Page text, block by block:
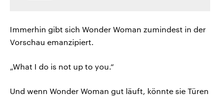
Immerhin gibt sich Wonder Woman zumindest in der
Vorschau emanzipiert.
„What I do is not up to you.“
Und wenn Wonder Woman gut läuft, könnte sie Türen